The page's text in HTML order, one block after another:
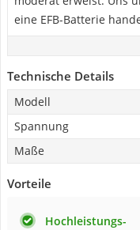
eine EFB-Batterie
Technische Details
Modell
Spannung
Maße
Vorteile
Hochleistungs-